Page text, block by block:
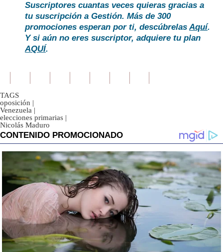
Suscriptores cuantas veces quieras gracias a
tu suscripción a Gestión. Más de 300
promociones esperan por ti, descúbrelasAquí.
Y si aún no eres suscriptor, adquiere tu plan
AQUÍ.
TAGS
oposición |
Venezuela |
elecciones primarias |
Nicolás Maduro